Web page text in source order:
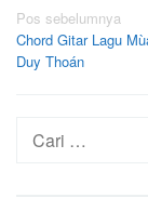
Navigasi
pos
Pos sebelumnya
Chord Gitar Lagu
Duy Thoán
Cari
untuk: